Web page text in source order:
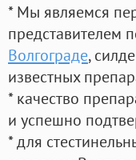
* Мы являемся
представителем
Волгограде,
известных
* качество
и успешно
* для